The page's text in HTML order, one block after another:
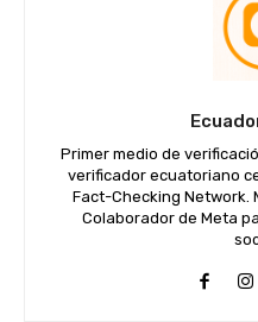
Primer medio de
verificador ecuatoriano
Fact-Checking Network.
Colaborador de Meta